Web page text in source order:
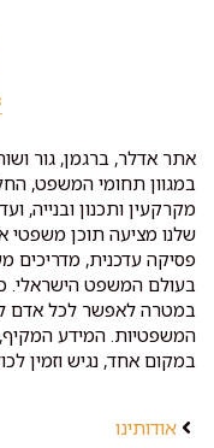
אתר אדלר, ברגמן, גור
במגוון תחומי המשפט,
מקרקעין ותכנון ובנייה,
שלנו מציעה תוכן משפטי
פסיקה עדכנית, מדריכים
בעולם המשפט הישראלי.
במטרה לאפשר לכל אדם
המשפטיות. המידע
במקום אחד, נגיש וזמין
אודותינו